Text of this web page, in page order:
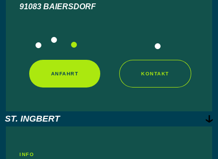
RUDOLF ALEXANDER
Vertrieb, Innendienst
91083 BAIERSDORF
ANFAHRT KONTAKT
ST. INGBERT
INFO